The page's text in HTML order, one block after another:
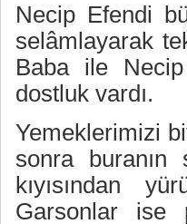
Necip Efendi
selâmlayarak
Baba ile
dostluk vardı.
Yemeklerimizi
sonra buranın
kıyısından
Garsonlar ise